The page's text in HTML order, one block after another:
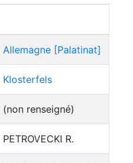
Allemagne [Palatinat]
Klosterfels
(non renseigné)
PETROVECKI R.